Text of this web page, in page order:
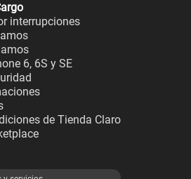
interrupciones
6, 6S y SE
de Tienda Claro